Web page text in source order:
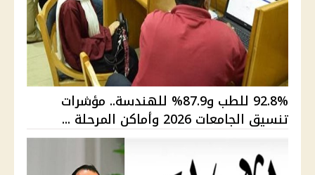
92.8% للطب و87.9% للهندسة.. مؤشرات
تنسيق الجامعات 2026 وأماكن المرحلة ...